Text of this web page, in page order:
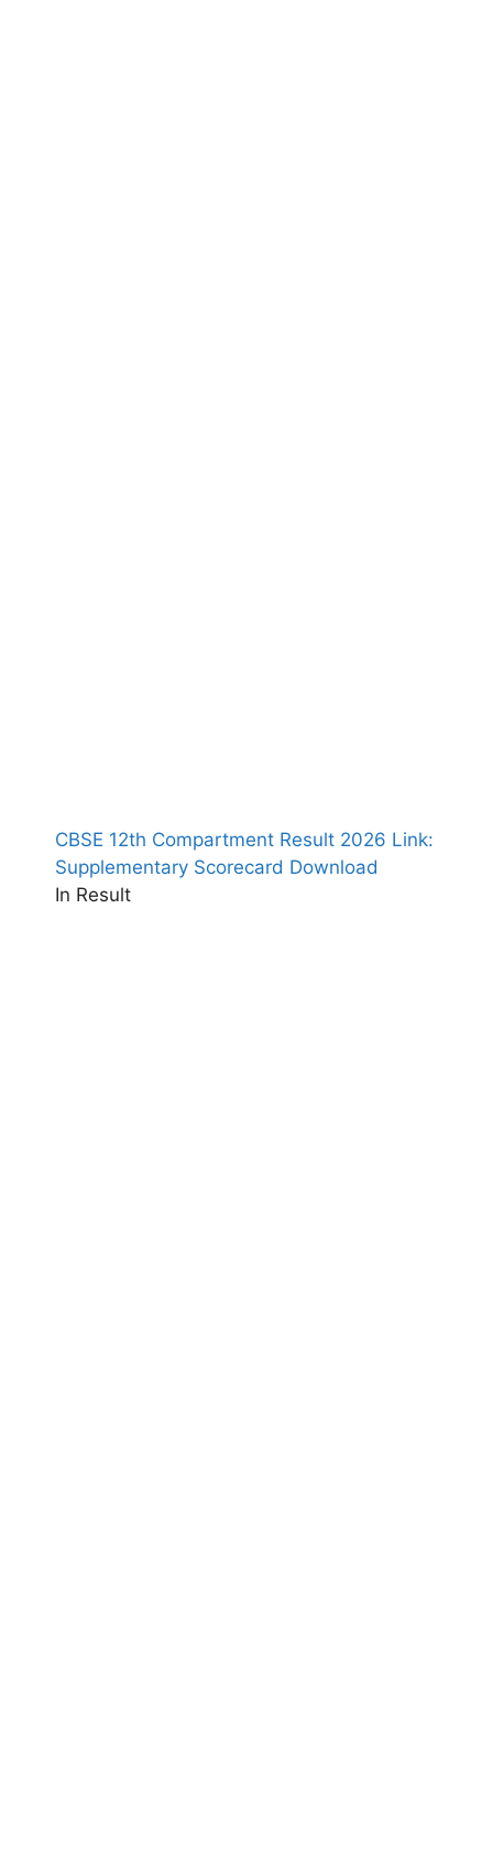
CBSE 12th Compartment Result 2026 Link:
Supplementary Scorecard Download
In Result